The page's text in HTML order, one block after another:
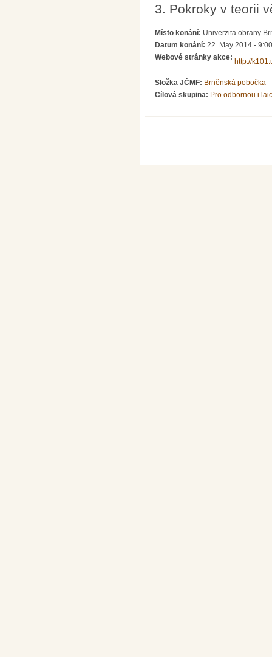
3. Pokroky v teorii
Místo konání: Univerzita obrany
Datum konání: 22. May 2014 - 9:00
Webové stránky akce:
http://
Složka JČMF: Brněnská pobočka
Cílová skupina: Pro odbornou i